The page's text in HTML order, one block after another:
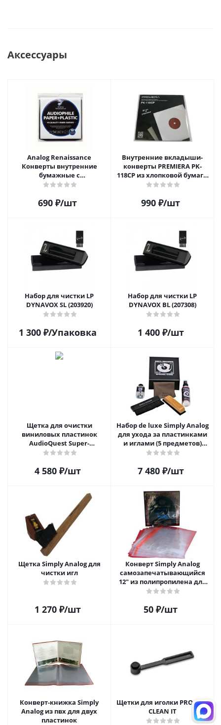
Аксессуары
Analog Renaissance
Конверты внутренние
бумажные с
антистатическим пакетом
Audiophile Paper+Plastic (10
690 ₽/шт
Внутренние вкладыши-
конверты PREMIERA PK-
118CP из хлопковой бумаги
для 12" виниловых
990 ₽/шт
Набор для чистки LP
DYNAVOX SL (203920)
1 300₽/Упаковка
Набор для чистки LP
DYNAVOX BL (207308)
1 400₽/шт
Щетка для очистки
виниловых пластинок
AudioQuest Super-
Conductive Anti-Static
4 580₽/шт
Набор de luxe Simply Analog
для ухода за пластинками
и иглами (5 предметов)
SAVC003
7 480₽/шт
Щетка Simply Analog для
чистки игл
1 270₽/шт
Конверт Simply Analog
самозапечатывающийся
12" из полипропилена для
пластинок
50 ₽/шт
Конверт-книжка Simply
Analog из пвх для двух
пластинок
Щетки для иголки PRO-JECT
CLEAN IT